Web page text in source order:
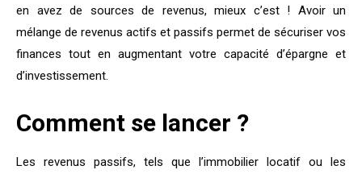
en avez de sources de revenus, mieux c’est ! Avoir un
mélange de revenus actifs et passifs permet de sécuriser vos
finances tout en augmentant votre capacité d’épargne et
d’investissement.
Comment se lancer ?
Les revenus passifs, tels que l’immobilier locatif ou les